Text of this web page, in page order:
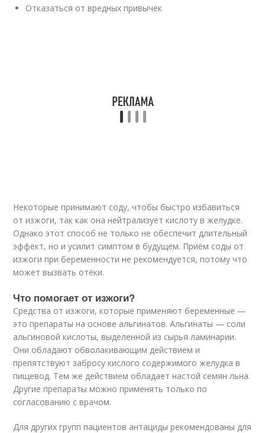
Отказаться от вредных привычек
Некоторые принимают соду, чтобы быстро избавиться
от изжоги, так как она нейтрализует кислоту в желудке.
Однако этот способ не только не обеспечит длительный
эффект, но и усилит симптом в будущем. Приём соды от
изжоги при беременности не рекомендуется, потому что
может вызвать отёки.
Что помогает от изжоги?
Средства от изжоги, которые применяют беременные —
это препараты на основе альгинатов. Альгинаты — соли
альгиновой кислоты, выделенной из сырья ламинарии.
Они обладают обволакивающим действием и
препятствуют забросу кислого содержимого желудка в
пищевод. Тем же действием обладает настой семян льна.
Другие препараты можно применять только по
согласованию с врачом.
Для других групп пациентов антациды рекомендованы для